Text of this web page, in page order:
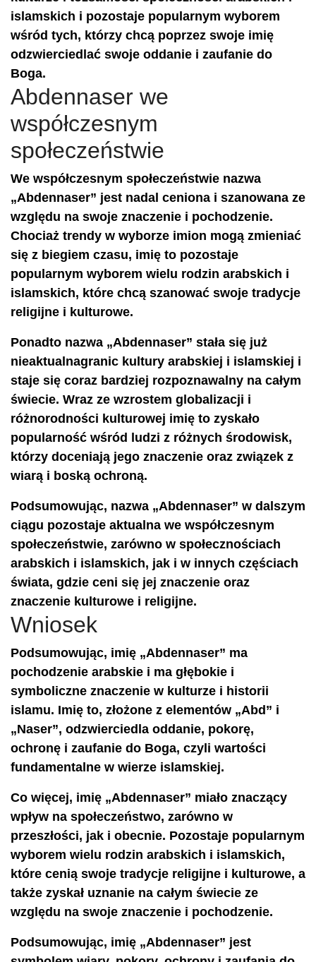
islamskich i pozostaje popularnym wyborem
wśród tych, którzy chcą poprzez swoje imię
odzwierciedlać swoje oddanie i zaufanie do
Boga.
Abdennaser we
współczesnym
społeczeństwie
We współczesnym społeczeństwie nazwa
„Abdennaser” jest nadal ceniona i szanowana ze
względu na swoje znaczenie i pochodzenie.
Chociaż trendy w wyborze imion mogą zmieniać
się z biegiem czasu, imię to pozostaje
popularnym wyborem wielu rodzin arabskich i
islamskich, które chcą szanować swoje tradycje
religijne i kulturowe.
Ponadto nazwa „Abdennaser” stała się już
nieaktualnagranic kultury arabskiej i islamskiej i
staje się coraz bardziej rozpoznawalny na całym
świecie. Wraz ze wzrostem globalizacji i
różnorodności kulturowej imię to zyskało
popularność wśród ludzi z różnych środowisk,
którzy doceniają jego znaczenie oraz związek z
wiarą i boską ochroną.
Podsumowując, nazwa „Abdennaser” w dalszym
ciągu pozostaje aktualna we współczesnym
społeczeństwie, zarówno w społecznościach
arabskich i islamskich, jak i w innych częściach
świata, gdzie ceni się jej znaczenie oraz
znaczenie kulturowe i religijne.
Wniosek
Podsumowując, imię „Abdennaser” ma
pochodzenie arabskie i ma głębokie i
symboliczne znaczenie w kulturze i historii
islamu. Imię to, złożone z elementów „Abd” i
„Naser”, odzwierciedla oddanie, pokorę,
ochronę i zaufanie do Boga, czyli wartości
fundamentalne w wierze islamskiej.
Co więcej, imię „Abdennaser” miało znaczący
wpływ na społeczeństwo, zarówno w
przeszłości, jak i obecnie. Pozostaje popularnym
wyborem wielu rodzin arabskich i islamskich,
które cenią swoje tradycje religijne i kulturowe, a
także zyskał uznanie na całym świecie ze
względu na swoje znaczenie i pochodzenie.
Podsumowując, imię „Abdennaser” jest